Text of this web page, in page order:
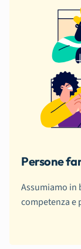
Persone
Assumiamo in
competenza e